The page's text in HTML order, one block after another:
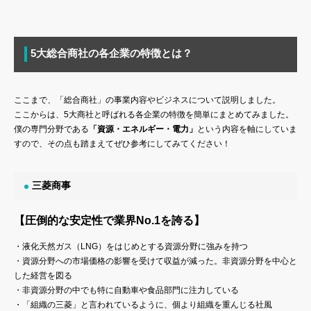
5大総合商社の各企業の特徴とは？
ここまで、「総合商社」の事業内容やビジネスについて説明しました。
ここからは、5大商社と呼ばれる各企業の特徴を簡単にまとめてみました。
僕の専門分野である 「資源・エネルギー・電力」 という内容を軸にしていま
すので、その点も踏まえてぜひ参考にしてみてください！
三菱商事
【圧倒的な安定性で業界No.1を誇る】
・液化天然ガス（LNG）をはじめとする資源分野に強みを持つ
・資源分野への市場価格の影響を受けて収益が減った。非資源分野を中心と
した経営を図る
・非資源分野の中でも特に自動車や食品部門に注力している
・「組織の三菱」と言われているように、個より組織を重んじる社風